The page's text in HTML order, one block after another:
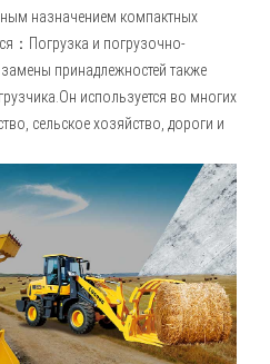
назначением компактных
：Погрузка и погрузочно-
принадлежностей также
используется во многих
сельское хозяйство, дороги и